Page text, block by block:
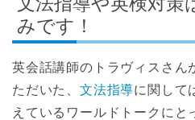
みです！
英会話講師のトラヴィスさん
ただいた、 文法指導に関して
えているワールドトークにと